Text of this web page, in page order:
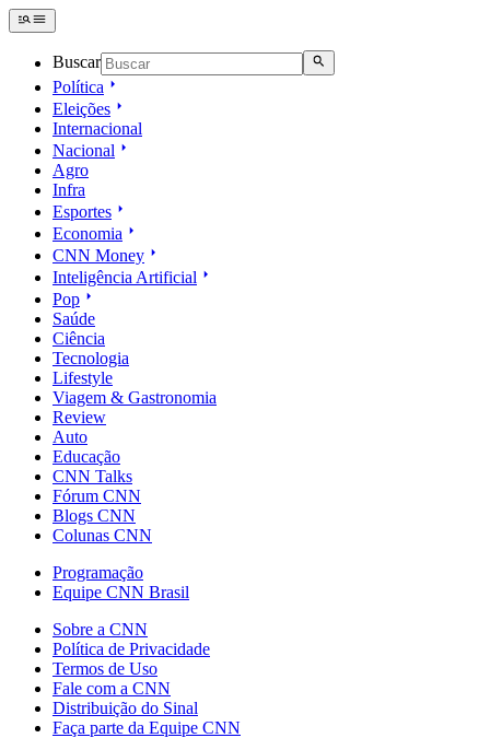
Buscar
Política
Eleições
Internacional
Nacional
Agro
Infra
Esportes
Economia
CNN Money
Inteligência Artificial
Pop
Saúde
Ciência
Tecnologia
Lifestyle
Viagem & Gastronomia
Review
Auto
Educação
CNN Talks
Fórum CNN
Blogs CNN
Colunas CNN
Programação
Equipe CNN Brasil
Sobre a CNN
Política de Privacidade
Termos de Uso
Fale com a CNN
Distribuição do Sinal
Faça parte da Equipe CNN